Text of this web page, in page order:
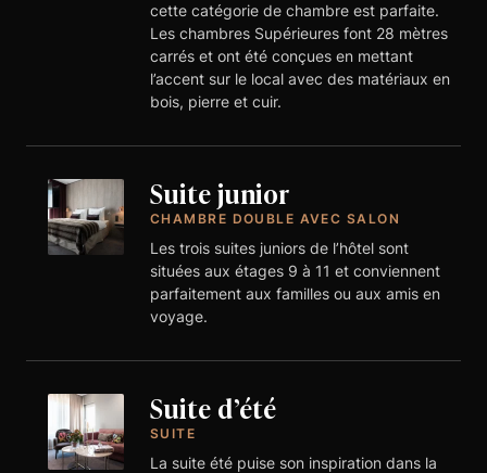
cette catégorie de chambre est parfaite.
Les chambres Supérieures font 28 mètres
carrés et ont été conçues en mettant
l’accent sur le local avec des matériaux en
bois, pierre et cuir.
Suite junior
CHAMBRE DOUBLE AVEC SALON
Les trois suites juniors de l’hôtel sont
situées aux étages 9 à 11 et conviennent
parfaitement aux familles ou aux amis en
voyage.
Suite d’été
SUITE
La suite été puise son inspiration dans la